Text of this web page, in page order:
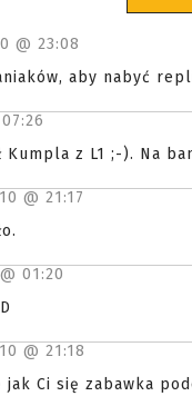
@ 23:08
aby nabyć
07:26
Kumpla z L1 ;-). Na
@ 21:17
01:20
@ 21:18
Ci się zabawka